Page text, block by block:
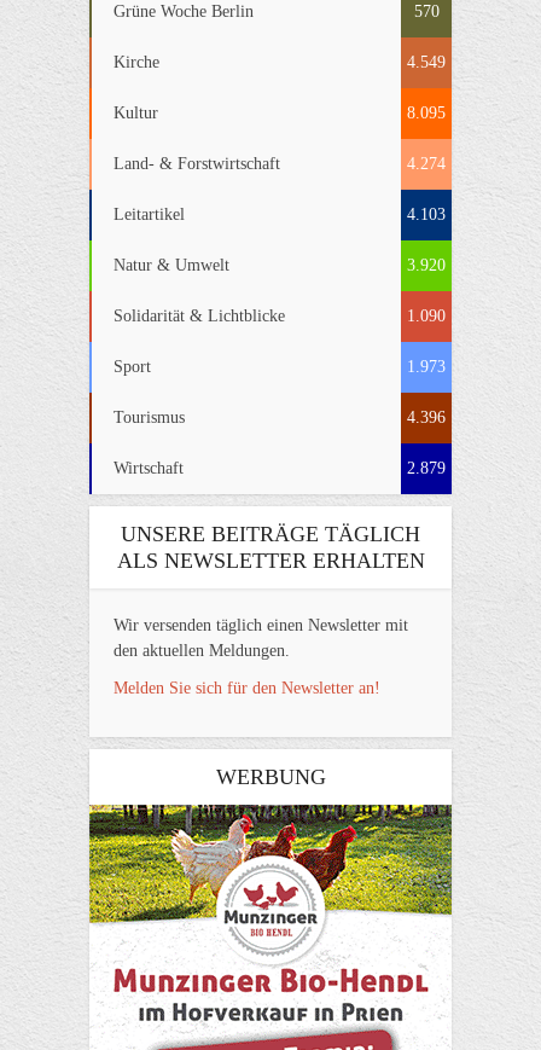
Grüne Woche Berlin 570
Kirche 4.549
Kultur 8.095
Land- & Forstwirtschaft 4.274
Leitartikel 4.103
Natur & Umwelt 3.920
Solidarität & Lichtblicke 1.090
Sport 1.973
Tourismus 4.396
Wirtschaft 2.879
UNSERE BEITRÄGE TÄGLICH
ALS NEWSLETTER ERHALTEN
Wir versenden täglich einen Newsletter mit
den aktuellen Meldungen.
Melden Sie sich für den Newsletter an!
WERBUNG